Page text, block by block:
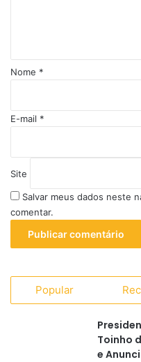
o
*
Nome *
E-mail *
Site
Salvar meus dados neste
comentar.
Popular
Toinho
e